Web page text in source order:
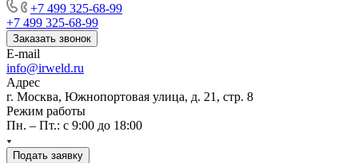
+7 499 325-68-99
+7 499 325-68-99
Заказать звонок
E-mail
info@irweld.ru
Адрес
г. Москва, Южнопортовая улица, д. 21, стр. 8
Режим работы
Пн. – Пт.: с 9:00 до 18:00
Подать заявку